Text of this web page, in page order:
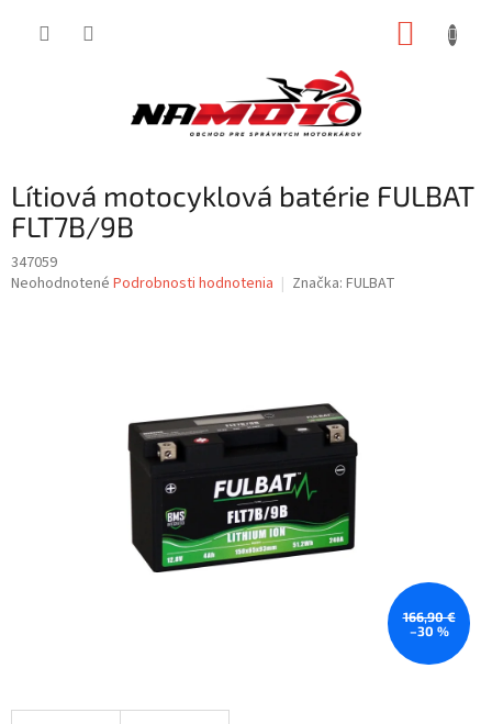
Lítiová motocyklová batérie FULBAT
FLT7B/9B
347059
Priemerné
Neohodnotené Podrobnosti hodnotenia Značka: FULBAT
166,90 €
–30 %